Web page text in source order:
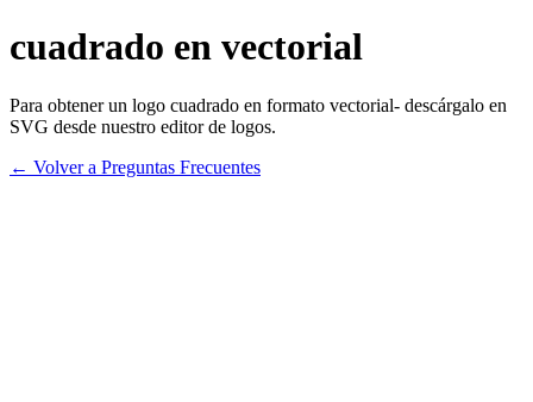
cuadrado en vectorial
Para obtener un logo cuadrado en formato vectorial- descárgalo en
SVG desde nuestro editor de logos.
← Volver a Preguntas Frecuentes